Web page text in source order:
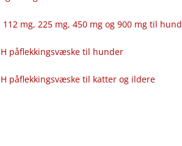
mg, 225 mg, 450 mg og 900 mg til hund
påflekkingsvæske til hunder
påflekkingsvæske til katter og ildere